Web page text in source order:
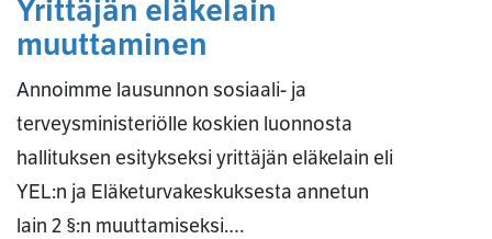
Yrittäjän eläkelain
muuttaminen
Annoimme lausunnon sosiaali- ja
terveysministeriölle koskien luonnosta
hallituksen esitykseksi yrittäjän eläkelain eli
YEL:n ja Eläketurvakeskuksesta annetun
lain 2 §:n muuttamiseksi.…